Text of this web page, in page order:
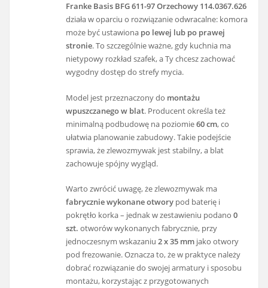
Franke Basis BFG 611-97 Orzechowy 114.0367.626
działa w oparciu o rozwiązanie odwracalne: komora
może być ustawiona po lewej lub po prawej
stronie. To szczególnie ważne, gdy kuchnia ma
nietypowy rozkład szafek, a Ty chcesz zachować
wygodny dostęp do strefy mycia.
Model jest przeznaczony do montażu
wpuszczanego w blat. Producent określa też
minimalną podbudowę na poziomie60 cm, co
ułatwia planowanie zabudowy. Takie podejście
sprawia, że zlewozmywak jest stabilny, a blat
zachowuje spójny wygląd.
Warto zwrócić uwagę, że zlewozmywak ma
fabrycznie wykonane otwory pod baterię i
pokrętło korka – jednak w zestawieniu podano0
szt. otworów wykonanych fabrycznie, przy
jednoczesnym wskazaniu2 x 35 mm jako otwory
pod frezowanie. Oznacza to, że w praktyce należy
dobrać rozwiązanie do swojej armatury i sposobu
montażu, korzystając z przygotowanych